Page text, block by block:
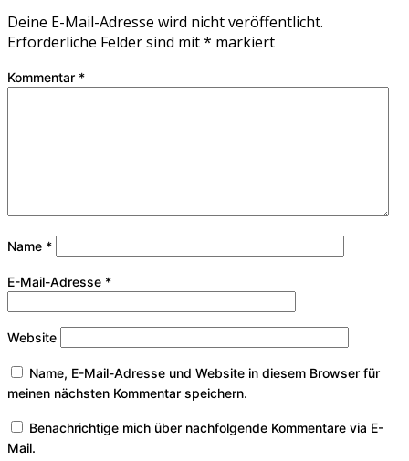
Deine E-Mail-Adresse wird nicht veröffentlicht.
Erforderliche Felder sind mit* markiert
Kommentar *
Name *
E-Mail-Adresse *
Website
Name, E-Mail-Adresse und Website in diesem Browser für
meinen nächsten Kommentar speichern.
Benachrichtige mich über nachfolgende Kommentare via E-
Mail.